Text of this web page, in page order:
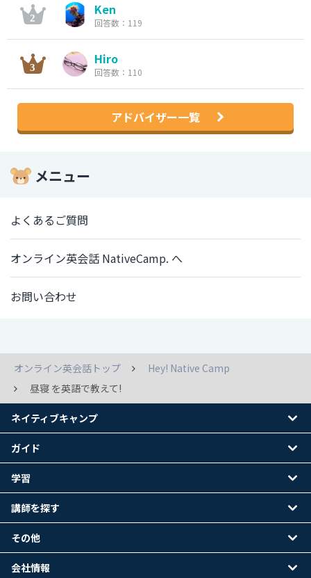
Ken
回答数：119
Hiro
回答数：110
アドバイザー一覧
メニュー
よくあるご質問
オンライン英会話 NativeCamp. へ
お問い合わせ
オンライン英会話トップ
Hey! Native Camp
昼寝 を英語で教えて!
ネイティブキャンプ
ガイド
学習
講師を探す
その他
会社情報